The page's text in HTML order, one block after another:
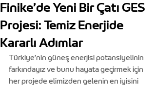
Finike’de Yeni Bir Çatı GES
Projesi: Temiz Enerjide
Kararlı Adımlar
Türkiye’nin güneş enerjisi potansiyelinin
farkındayız ve bunu hayata geçirmek için
her projede elimizden gelenin en iyisini